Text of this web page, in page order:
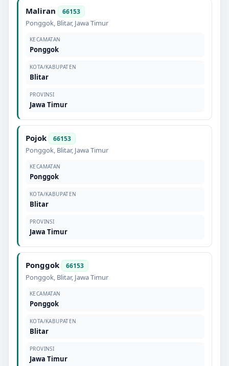
Maliran 66153
Ponggok, Blitar, Jawa Timur
KECAMATAN
Ponggok
KOTA/KABUPATEN
Blitar
PROVINSI
Jawa Timur
Pojok 66153
Ponggok, Blitar, Jawa Timur
KECAMATAN
Ponggok
KOTA/KABUPATEN
Blitar
PROVINSI
Jawa Timur
Ponggok 66153
Ponggok, Blitar, Jawa Timur
KECAMATAN
Ponggok
KOTA/KABUPATEN
Blitar
PROVINSI
Jawa Timur